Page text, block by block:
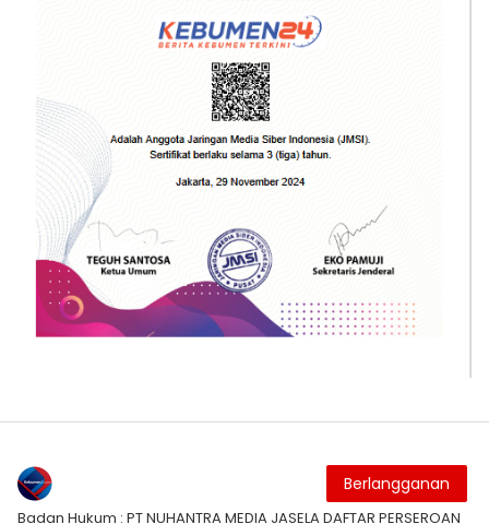
Badan Hukum : PT NUHANTRA MEDIA JASELA DAFTAR PERSEROAN
Berlangganan